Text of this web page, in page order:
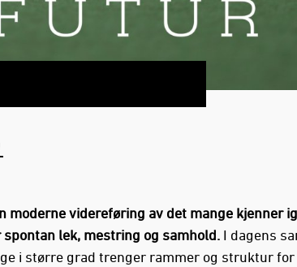
moderne videreføring av det mange kjenner
lek, mestring og samhold.I dagens
i større grad trenger rammer og struktur for